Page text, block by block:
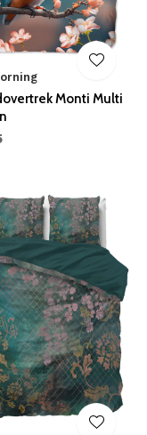
Monti Multi